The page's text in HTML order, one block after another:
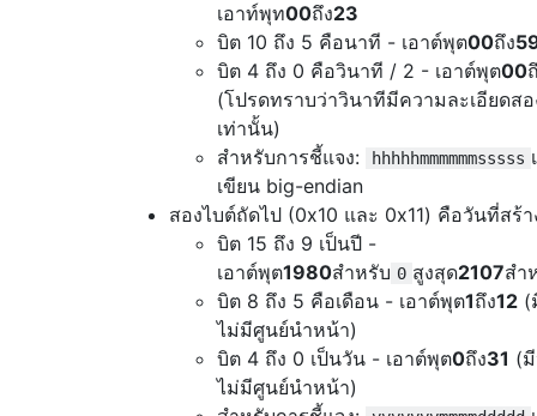
เอาท์พุท00ถึง23
บิต 10 ถึง 5 คือนาที - เอาต์พุต00ถึง
บิต 4 ถึง 0 คือวินาที / 2 - เอาต์พุต00
(โปรดทราบว่าวินาทีมีความละเอียดส
เท่านั้น)
สำหรับการชี้แจง:
hhhhhmmmmmmsssss
เขียน big-endian
สองไบต์ถัดไป (0x10 และ 0x11) คือวันที่สร้า
บิต 15 ถึง 9 เป็นปี -
เอาต์พุต1980สำหรับ 0 สูงสุด2107สำ
บิต 8 ถึง 5 คือเดือน - เอาต์พุต1ถึง12 (
ไม่มีศูนย์นำหน้า)
บิต 4 ถึง 0 เป็นวัน - เอาต์พุต0ถึง31 (
ไม่มีศูนย์นำหน้า)